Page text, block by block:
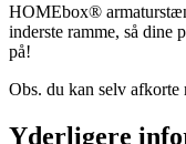
HOMEbox®
inderste ramme, så dine
på!
Obs. du kan selv afkorte
Yderligere